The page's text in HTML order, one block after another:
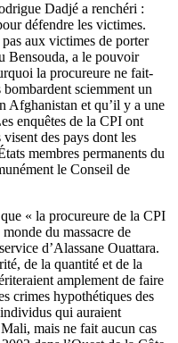
Dadjé a renchéri :
défendre les victimes.
aux victimes de porter
Bensouda, a le pouvoir
la procureure ne fait-
sciemment un
Afghanistan et qu’il y a une
enquêtes de la CPI ont
des pays dont les
membres permanents du
le Conseil de
« la procureure de la CPI
du massacre de
d’Alassane Ouattara.
de la quantité et de la
amplement de faire
crimes hypothétiques des
qui auraient
mais ne fait aucun cas